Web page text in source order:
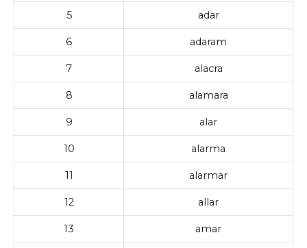
5 adar
6 adaram
7 alacra
8 alamara
9 alar
10 alarma
11 alarmar
12 allar
13 amar